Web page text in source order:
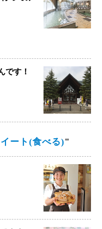
です！
ート(食べる)"